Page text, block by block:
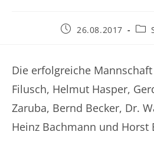
Beitrag26.08.2017
Die erfolgreiche
Filusch, Helmut Hasper,
Zaruba, Bernd Becker, Dr.
Heinz Bachmann und Horst